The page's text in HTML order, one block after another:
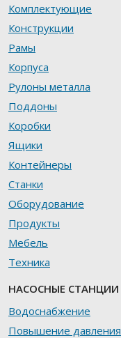
Комплектующие
Конструкции
Рамы
Корпуса
Рулоны металла
Поддоны
Коробки
Ящики
Контейнеры
Станки
Оборудование
Продукты
Мебель
Техника
НАСОСНЫЕ СТАНЦИИ
Водоснабжение
Повышение давления